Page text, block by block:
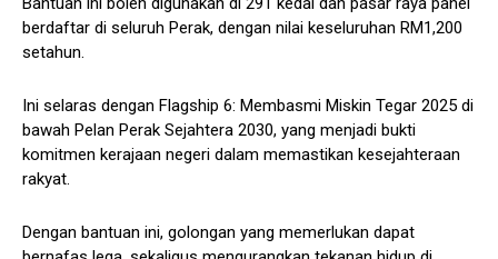
berdaftar di seluruh Perak, dengan nilai keseluruhan RM1,200
setahun.
Ini selaras dengan Flagship 6: Membasmi Miskin Tegar 2025 di
bawah Pelan Perak Sejahtera 2030, yang menjadi bukti
komitmen kerajaan negeri dalam memastikan kesejahteraan
rakyat.
Dengan bantuan ini, golongan yang memerlukan dapat